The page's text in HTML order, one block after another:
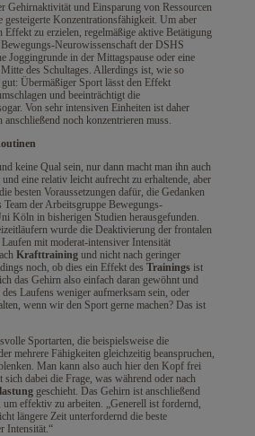
Gehirnaktivität und Einsparung von Ressourcen
gesteigerte Konzentrationsfähigkeit. Um aber
zu erzielen, regelmäßige aktive Betätigung
Neurowissenschaft der DSHS
Joggingrunde in der Mittagspause oder eine
des Schultages. Allerdings ist, wie so
Übermäßiger Sport lässt den Effekt
und beeinträchtigt die
Von sehr intensiven Einheiten ist daher
anschließend noch konzentrieren muss.
keine Qual sein, nur dann macht man ihn auch
eine relativ leicht aufrecht zu erhaltende, aber
besten Voraussetzungen dafür, die Gedanken
Team der Arbeitsgruppe Bewegungs-
Köln in bisherigen Studien herausgefunden.
wurde die Deaktivierung der frontalen
mit moderat-intensiver Intensität
Krafttrainingund nicht nach geringer
noch, ob dies ein Effekt des Trainingsist
das Gehirn also einfach daran gewöhnt und
Laufens weniger aufmerksam sein, oder
wenn wir den Sport gerne machen? Das ist
Sportarten, die beispielsweise die
mehrere Fähigkeiten gleichzeitig beanspruchen,
Man kann also auch hier den Kopf frei
sich dabei die Frage, was während oder nach
geschieht. Das Gehirn ist anschließend
effektiv zu arbeiten. „Generell ist fordernd,
längere Zeit unterfordernd die beste
Intensität.“